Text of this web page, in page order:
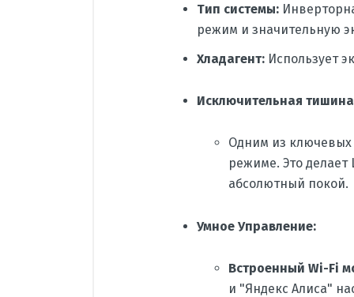
Тип системы:
режим и значительную
Хладагент: Использует
Исключительная
Одним из
режиме. Это делает
абсолютный покой.
Умное Управление:
Встроенный Wi-Fi
и "Яндекс Алиса"